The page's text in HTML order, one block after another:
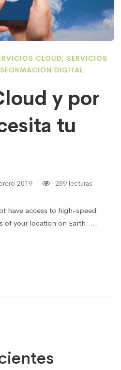
CLOUD, SERVICIOS
DIGITAL
y por
tu
2019 289 lecturas
have access to high-speed
of your location on Earth. …